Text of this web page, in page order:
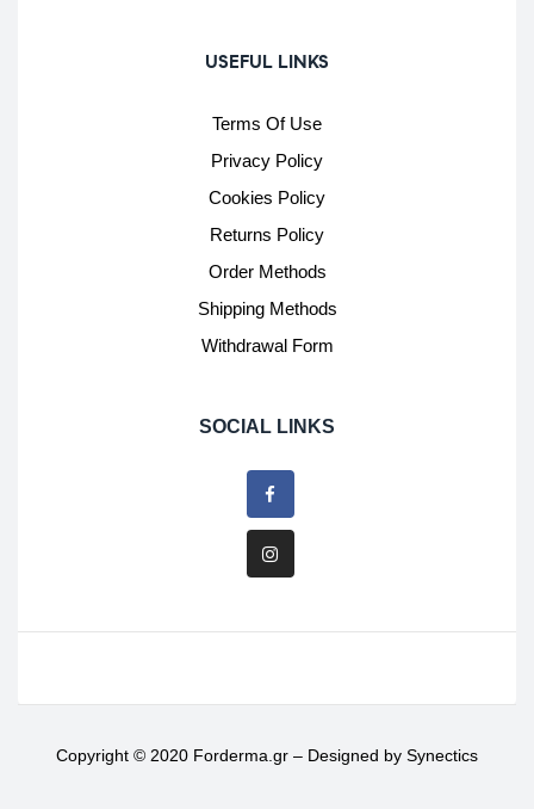
USEFUL LINKS
Terms Of Use
Privacy Policy
Cookies Policy
Returns Policy
Order Methods
Shipping Methods
Withdrawal Form
SOCIAL LINKS
Copyright © 2020 Forderma.gr – Designed by Synectics